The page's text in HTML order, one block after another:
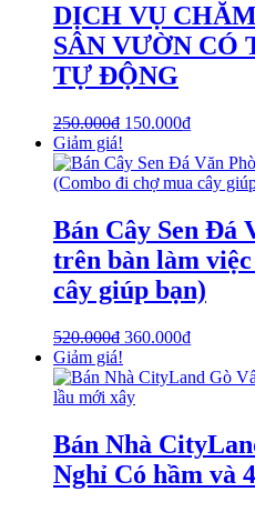
DỊCH VỤ
SÂN VƯỜN CÓ
TỰ ĐỘNG
250.000₫ 150.000₫
Giảm giá!
Bán Cây Sen Đá
trên bàn làm
cây giúp bạn)
520.000₫ 360.000₫
Giảm giá!
Bán Nhà
Nghỉ Có hầm và